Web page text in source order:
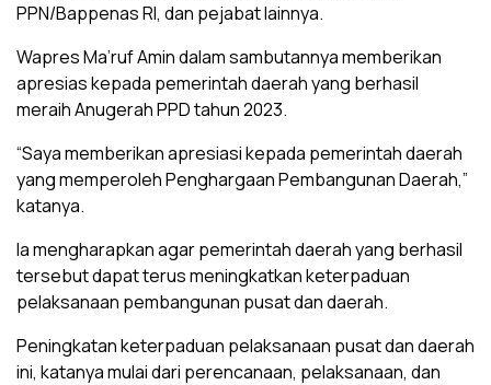
PPN/Bappenas RI, dan pejabat lainnya.
Wapres Ma’ruf Amin dalam sambutannya memberikan
apresias kepada pemerintah daerah yang berhasil
meraih Anugerah PPD tahun 2023.
“Saya memberikan apresiasi kepada pemerintah daerah
yang memperoleh Penghargaan Pembangunan Daerah,”
katanya.
Ia mengharapkan agar pemerintah daerah yang berhasil
tersebut dapat terus meningkatkan keterpaduan
pelaksanaan pembangunan pusat dan daerah.
Peningkatan keterpaduan pelaksanaan pusat dan daerah
ini, katanya mulai dari perencanaan, pelaksanaan, dan